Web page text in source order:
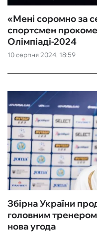
10 серпня 2024, 18:59
«Мені соромно за
спортсмен
Олімпіаді-2024
Збірна України
головним
нова угода